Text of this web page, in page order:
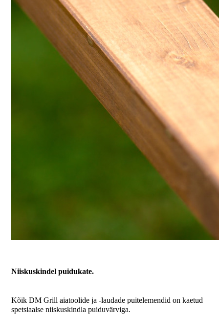
Niiskuskindel puidukate.
Kõik DM Grill aiatoolide ja -laudade puitelemendid on kaetud
spetsiaalse niiskuskindla puiduvärviga.